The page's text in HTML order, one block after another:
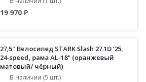
19 970 ₽
27,5" Велосипед STARK Slash 27.1D '25,
24-speed, рама AL-18" (оранжевый
матовый/ чёрный)
В наличии (5 шт.)